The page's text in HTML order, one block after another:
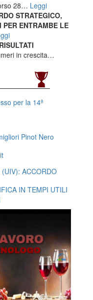
28… Leggi
STRATEGICO,
PER ENTRAMBE LE
in crescita…
per la 14ª
Pinot Nero
ACCORDO
IN TEMPI UTILI